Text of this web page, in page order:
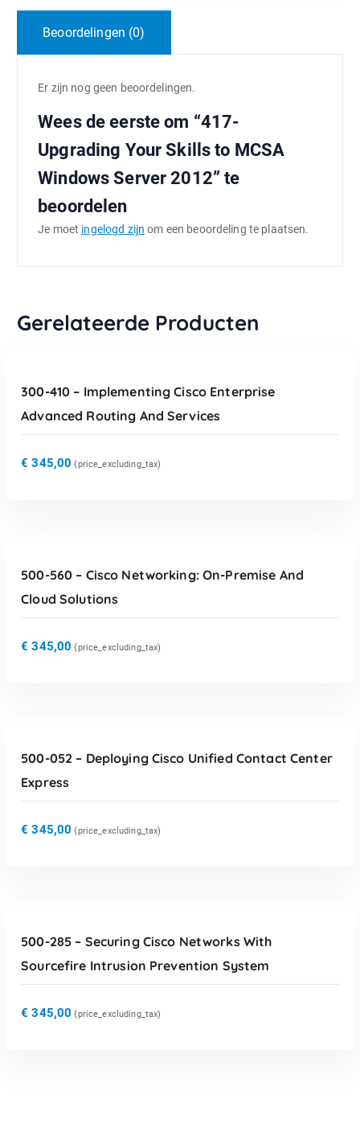
Beoordelingen (0)
Er zijn nog geen beoordelingen.
Wees de eerste om “417-
Upgrading Your Skills to MCSA
Windows Server 2012” te
beoordelen
Je moet ingelogd zijn om een beoordeling te plaatsen.
Gerelateerde Producten
300-410 – Implementing Cisco Enterprise
Advanced Routing And Services
€ 345,00 {price_excluding_tax)
500-560 – Cisco Networking: On-Premise And
Cloud Solutions
€ 345,00 {price_excluding_tax)
500-052 – Deploying Cisco Unified Contact Center
Express
€ 345,00 {price_excluding_tax)
500-285 – Securing Cisco Networks With
Sourcefire Intrusion Prevention System
€ 345,00 {price_excluding_tax)